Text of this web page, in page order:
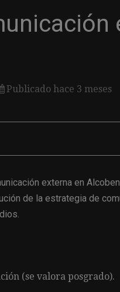
Publicado hace 3 meses
externa en
de la estrategia de
(se valora posgrado).